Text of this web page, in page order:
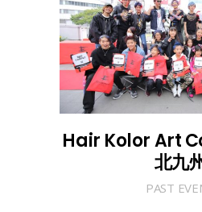
Hair Kolor Art
北九
PAST